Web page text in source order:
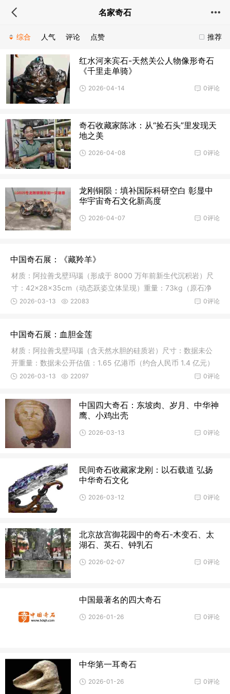
名家奇石
推荐
综合 人气 评论 点赞
红水河来宾石-天然关公人物像形奇石
《千里走单骑》
0评论
2026-04-14
奇石收藏家陈冰：从“捡石头”里发现天
地之美
0评论
2026-04-08
龙刚铜陨：填补国际科研空白 彰显中
华宇宙奇石文化新高度
0评论
2026-04-07
中国奇石展：《藏羚羊》 ​
材质：阿拉善戈壁玛瑙（形成于 8000 万年前新生代沉积岩）尺
寸：42×28×35cm（动态跃姿立体呈现）重量：73kg（原石净
重）估价：
0评论
2026-03-13 22083
中国奇石展：血胆金莲
材质：阿拉善戈壁玛瑙（含天然水胆的硅质岩）尺寸：数据未公
开重量：数据未公开估值：1.65 亿港币（约合人民币 1.4 亿元）
收藏：
0评论
2026-03-13 22097
中国四大奇石：东坡肉、岁月、中华神
鹰、小鸡出壳
0评论
2026-03-13
民间奇石收藏家龙刚：以石载道 弘扬
中华奇石文化
0评论
2026-03-12
北京故宫御花园中的奇石-木变石、太
湖石、英石、钟乳石
0评论
2026-02-07
中国最著名的四大奇石
0评论
2026-01-26
中华第一耳奇石
0评论
2026-01-26